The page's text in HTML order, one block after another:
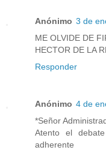
Anónimo 3 de
ME OLVIDE DE
HECTOR DE LA
Responder
Anónimo 4 de
*Señor
Atento el
adherente